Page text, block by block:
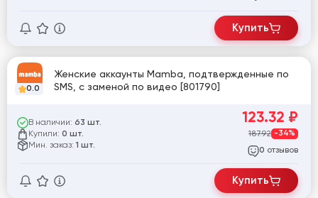
Купить
0.0
Женские аккаунты Mamba, подтвержденные по
SMS, с заменой по видео [801790]
В наличии: 63 шт.
Купили: 0 шт.
Мин. заказ: 1 шт.
123.32 ₽
187.92 -34%
0 отзывов
Купить